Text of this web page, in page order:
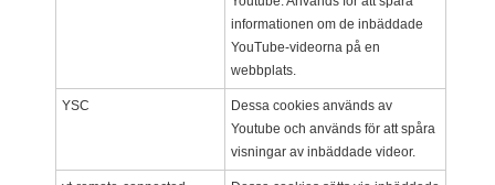
informationen om de inbäddade
YouTube-videorna på en
webbplats.
YSC
Dessa cookies används av
Youtube och används för att spåra
visningar av inbäddade videor.